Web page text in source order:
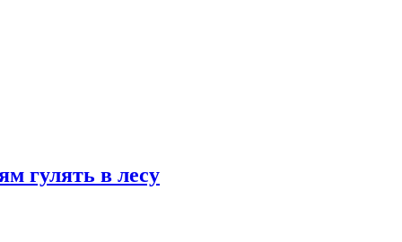
гулять в лесу